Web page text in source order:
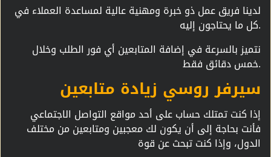
لدينا فريق عمل ذو خبرة ومهنية عالية لمساعدة العملاء في
كل ما يحتاجون إليه.
نتميز بالسرعة في إضافة المتابعين أي فور الطلب وخلال
خمس دقائق فقط.
سيرفر روسي زيادة متابعين
إذا كنت تمتلك حساب على أحد مواقع التواصل الاجتماعي
فأنت بحاجة إلى أن يكون لك معجبين ومتابعين من مختلف
الدول، وإذا كنت تبحث عن قوة